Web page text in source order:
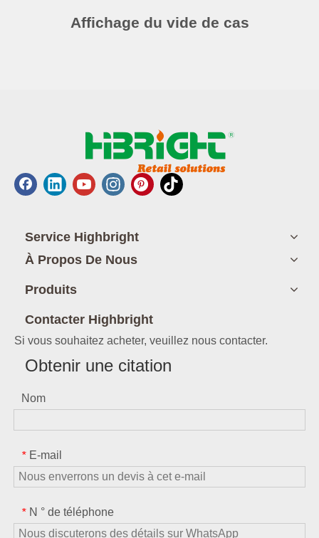
Affichage du vide de cas
Service Highbright
À Propos De Nous
Produits
Contacter Highbright
Si vous souhaitez acheter, veuillez nous contacter.
Obtenir une citation
Nom
* E-mail
* N ° de téléphone